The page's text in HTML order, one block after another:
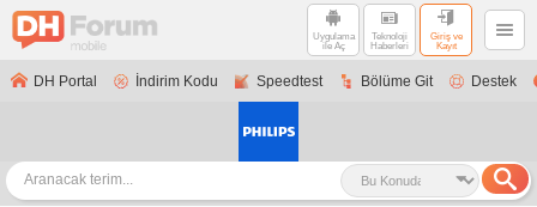
Uygulama
ile Aç
Teknoloji
Haberleri
Giriş ve
Kayıt
DH Portal İndirim Kodu Speedtest Bölüme Git Destek